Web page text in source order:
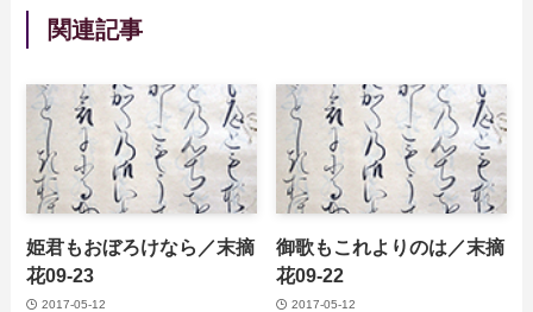
関連記事
姫君もおぼろけなら／末摘
花09-23
2017-05-12
御歌もこれよりのは／末摘
花09-22
2017-05-12